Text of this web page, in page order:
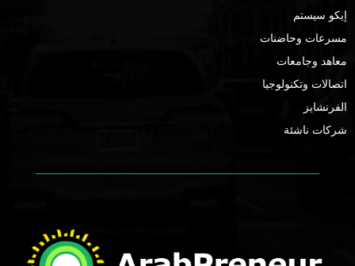
إيكو سيستم
مسرعات وحاضنات
معاهد وجامعات
اتصالات وتكنولوجيا
الفرنشايز
شركات ناشئة